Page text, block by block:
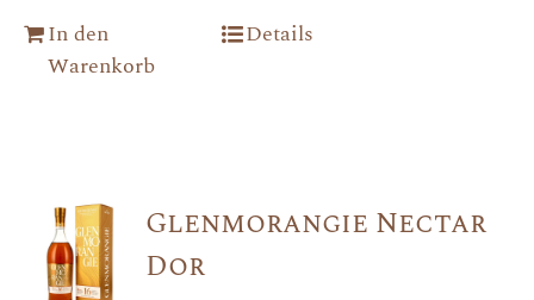
In den
Warenkorb
Details
Glenmorangie Nectar
Dor